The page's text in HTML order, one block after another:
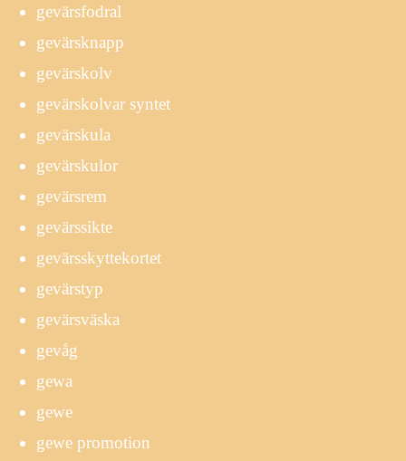
gevärsfodral
gevärsknapp
gevärskolv
gevärskolvar syntet
gevärskula
gevärskulor
gevärsrem
gevärssikte
gevärsskyttekortet
gevärstyp
gevärsväska
gevåg
gewa
gewe
gewe promotion